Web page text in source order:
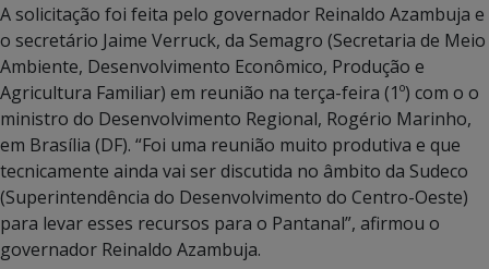
A solicitação foi feita pelo governador Reinaldo Azambuja e
o secretário Jaime Verruck, da Semagro (Secretaria de Meio
Ambiente, Desenvolvimento Econômico, Produção e
Agricultura Familiar) em reunião na terça-feira (1º) com o o
ministro do Desenvolvimento Regional, Rogério Marinho,
em Brasília (DF). “Foi uma reunião muito produtiva e que
tecnicamente ainda vai ser discutida no âmbito da Sudeco
(Superintendência do Desenvolvimento do Centro-Oeste)
para levar esses recursos para o Pantanal”, afirmou o
governador Reinaldo Azambuja.